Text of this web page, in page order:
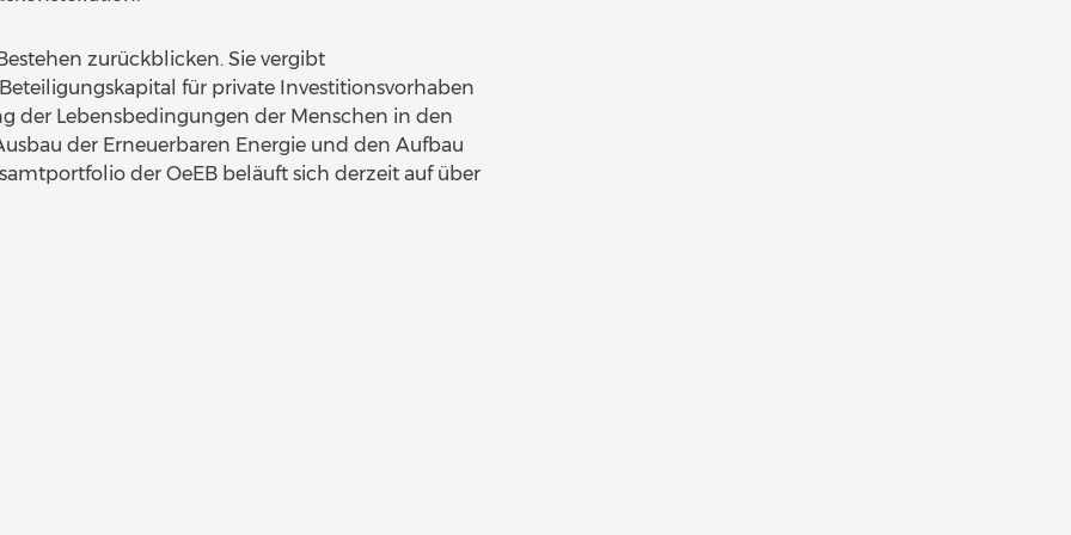
zurückblicken. Sie vergibt
für private Investitionsvorhaben
der Lebensbedingungen der Menschen in den
der Erneuerbaren Energie und den Aufbau
der OeEB beläuft sich derzeit auf über